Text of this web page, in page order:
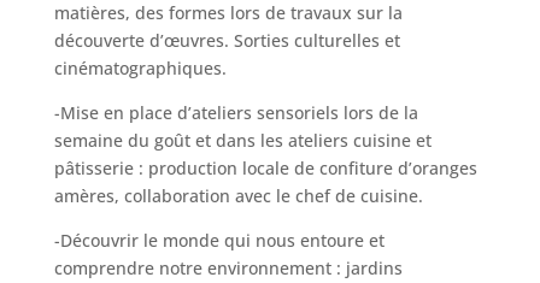
matières, des formes lors de travaux sur la
découverte d’œuvres. Sorties culturelles et
cinématographiques.
-Mise en place d’ateliers sensoriels lors de la
semaine du goût et dans les ateliers cuisine et
pâtisserie : production locale de confiture d’oranges
amères, collaboration avec le chef de cuisine.
-Découvrir le monde qui nous entoure et
comprendre notre environnement : jardins